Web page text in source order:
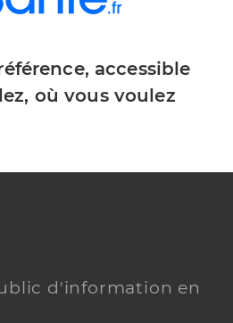
accessible
où vous voulez
d'information en